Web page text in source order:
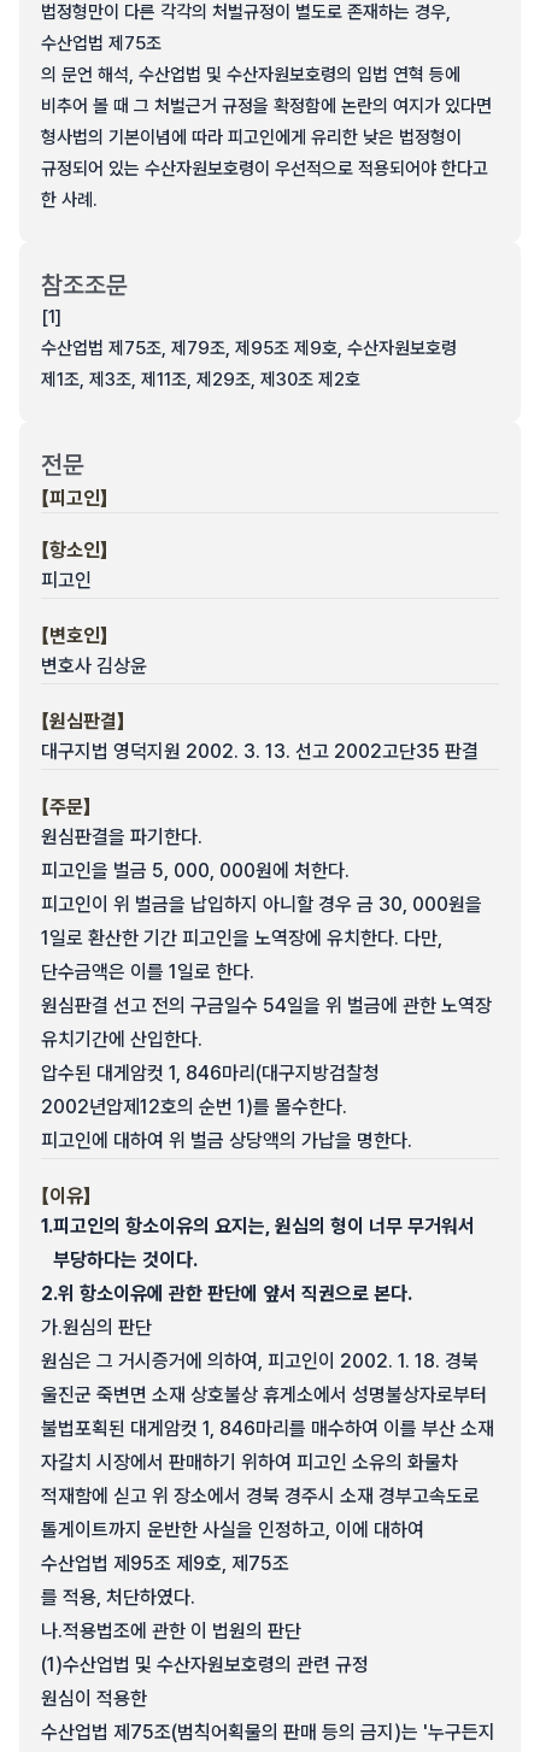
법정형만이 다른 각각의 처벌규정이 별도로 존재하는 경우,
수산업법 제75조
의 문언 해석, 수산업법 및 수산자원보호령의 입법 연혁 등에
비추어 볼 때 그 처벌근거 규정을 확정함에 논란의 여지가 있다면
형사법의 기본이념에 따라 피고인에게 유리한 낮은 법정형이
규정되어 있는 수산자원보호령이 우선적으로 적용되어야 한다고
한 사례.
참조조문
[1]
수산업법 제75조, 제79조, 제95조 제9호, 수산자원보호령
제1조, 제3조, 제11조, 제29조, 제30조 제2호
전문
【피고인】
【항소인】
피고인
【변호인】
변호사 김상윤
【원심판결】
대구지법 영덕지원 2002. 3. 13. 선고 2002고단35 판결
【주문】
원심판결을 파기한다.
피고인을 벌금 5, 000, 000원에 처한다.
피고인이 위 벌금을 납입하지 아니할 경우 금 30, 000원을
1일로 환산한 기간 피고인을 노역장에 유치한다. 다만,
단수금액은 이를 1일로 한다.
원심판결 선고 전의 구금일수 54일을 위 벌금에 관한 노역장
유치기간에 산입한다.
압수된 대게암컷 1, 846마리(대구지방검찰청
2002년압제12호의 순번 1)를 몰수한다.
피고인에 대하여 위 벌금 상당액의 가납을 명한다.
【이유】
1.피고인의 항소이유의 요지는, 원심의 형이 너무 무거워서
부당하다는 것이다.
2.위 항소이유에 관한 판단에 앞서 직권으로 본다.
가.원심의 판단
원심은 그 거시증거에 의하여, 피고인이 2002. 1. 18. 경북
울진군 죽변면 소재 상호불상 휴게소에서 성명불상자로부터
불법포획된 대게암컷 1, 846마리를 매수하여 이를 부산 소재
자갈치 시장에서 판매하기 위하여 피고인 소유의 화물차
적재함에 싣고 위 장소에서 경북 경주시 소재 경부고속도로
톨게이트까지 운반한 사실을 인정하고, 이에 대하여
수산업법 제95조 제9호, 제75조
를 적용, 처단하였다.
나.적용법조에 관한 이 법원의 판단
(1)수산업법 및 수산자원보호령의 관련 규정
원심이 적용한
수산업법 제75조(범칙어획물의 판매 등의 금지)는 '누구든지